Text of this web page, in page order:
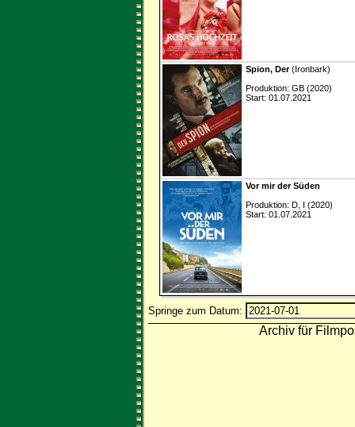
Spion, Der(Ironbark)
Produktion: GB (2020)
Start: 01.07.2021
Vor mir der Süden
Produktion: D, I (2020)
Start: 01.07.2021
Springe zum Datum:
Archiv für